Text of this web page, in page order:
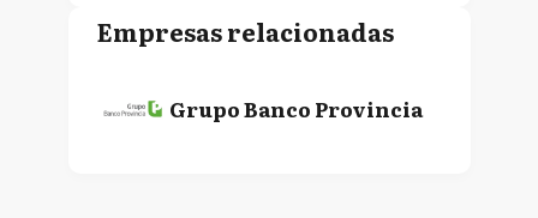
Empresas relacionadas
Grupo Banco Provincia